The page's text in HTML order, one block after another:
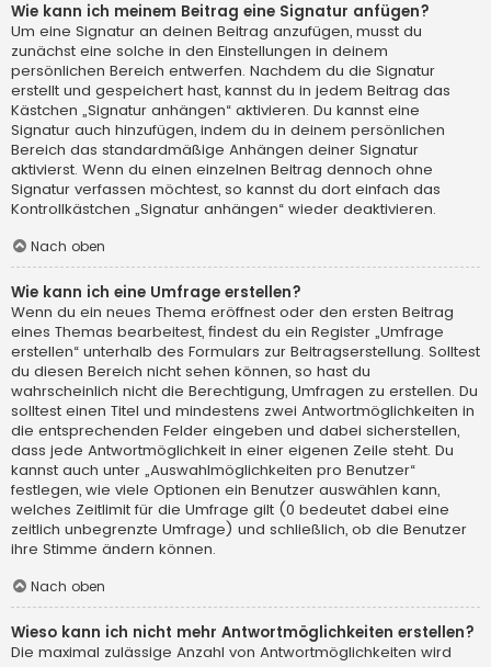
Wie kann ich meinem Beitrag eine Signatur anfügen?
Um eine Signatur an deinen Beitrag anzufügen, musst du
zunächst eine solche in den Einstellungen in deinem
persönlichen Bereich entwerfen. Nachdem du die Signatur
erstellt und gespeichert hast, kannst du in jedem Beitrag das
Kästchen „Signatur anhängen“ aktivieren. Du kannst eine
Signatur auch hinzufügen, indem du in deinem persönlichen
Bereich das standardmäßige Anhängen deiner Signatur
aktivierst. Wenn du einen einzelnen Beitrag dennoch ohne
Signatur verfassen möchtest, so kannst du dort einfach das
Kontrollkästchen „Signatur anhängen“ wieder deaktivieren.
Nach oben
Wie kann ich eine Umfrage erstellen?
Wenn du ein neues Thema eröffnest oder den ersten Beitrag
eines Themas bearbeitest, findest du ein Register „Umfrage
erstellen“ unterhalb des Formulars zur Beitragserstellung. Solltest
du diesen Bereich nicht sehen können, so hast du
wahrscheinlich nicht die Berechtigung, Umfragen zu erstellen. Du
solltest einen Titel und mindestens zwei Antwortmöglichkeiten in
die entsprechenden Felder eingeben und dabei sicherstellen,
dass jede Antwortmöglichkeit in einer eigenen Zeile steht. Du
kannst auch unter „Auswahlmöglichkeiten pro Benutzer“
festlegen, wie viele Optionen ein Benutzer auswählen kann,
welches Zeitlimit für die Umfrage gilt (0 bedeutet dabei eine
zeitlich unbegrenzte Umfrage) und schließlich, ob die Benutzer
ihre Stimme ändern können.
Nach oben
Wieso kann ich nicht mehr Antwortmöglichkeiten erstellen?
Die maximal zulässige Anzahl von Antwortmöglichkeiten wird